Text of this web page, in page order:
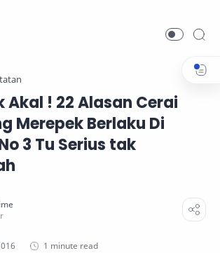
Akal ! 22 Alasan Cerai
Merepek Berlaku Di
3 Tu Serius tak
1 minute read